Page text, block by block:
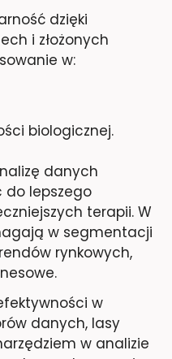
dzięki
i złożonych
w:
biologicznej.
danych
do lepszego
terapii. W
w segmentacji
rynkowych,
w
danych, lasy
w analizie